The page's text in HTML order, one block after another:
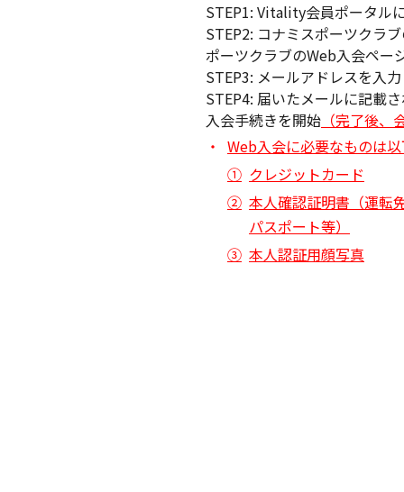
STEP1: Vitality会員ポータル
STEP2: コナミスポーツクラ
ポーツクラブのWeb入会ペー
STEP3: メールアドレスを入力
STEP4: 届いたメールに記載
入会手続きを開始 （完了後
Web入会に必要なものは
クレジットカード
本人確認証明書（運転
パスポート等）
本人認証用顔写真